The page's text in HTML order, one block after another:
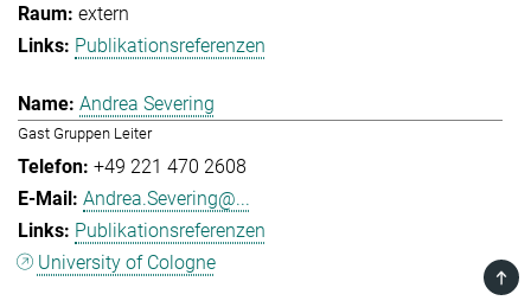
extern
Publikationsreferenzen
Andrea Severing
Gast Gruppen Leiter
+49 221 470 2608
Andrea.Severing@...
Publikationsreferenzen
University of Cologne
TOP